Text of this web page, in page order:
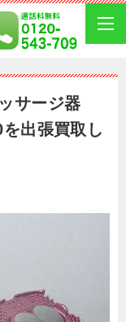
サージ器
出張買取し